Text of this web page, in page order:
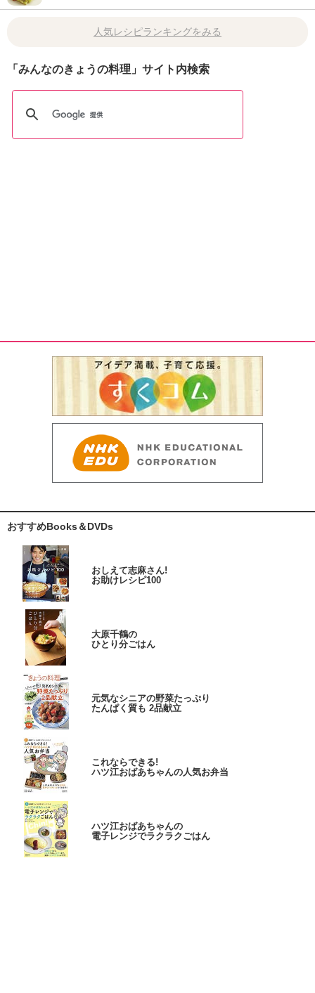
人気レシピランキングをみる
「みんなのきょうの料理」サイト内検索
おすすめBooks＆DVDs
おしえて志麻さん!
お助けレシピ100
大原千鶴の
ひとり分ごはん
元気なシニアの野菜たっぷり
たんぱく質も 2品献立
これならできる!
ハツ江おばあちゃんの人気お弁当
ハツ江おばあちゃんの
電子レンジでラクラクごはん